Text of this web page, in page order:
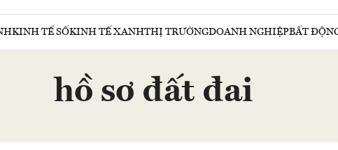
KINH TẾ SỐKINH TẾ XANHTHỊ TRƯỜNGDOANH NGHIỆPBẤT
hồ sơ đất đai